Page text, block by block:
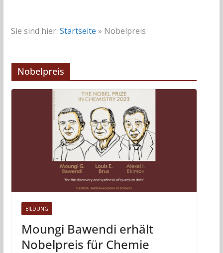
Sie sind hier: Startseite » Nobelpreis
Nobelpreis
BILDUNG
Moungi Bawendi erhält
Nobelpreis für Chemie